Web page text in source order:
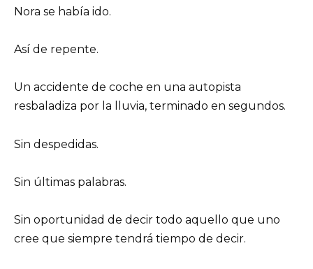
Nora se había ido.
Así de repente.
Un accidente de coche en una autopista
resbaladiza por la lluvia, terminado en segundos.
Sin despedidas.
Sin últimas palabras.
Sin oportunidad de decir todo aquello que uno
cree que siempre tendrá tiempo de decir.